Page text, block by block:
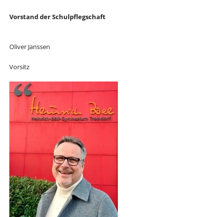
Vorstand der Schulpflegschaft
Oliver Janssen
Vorsitz